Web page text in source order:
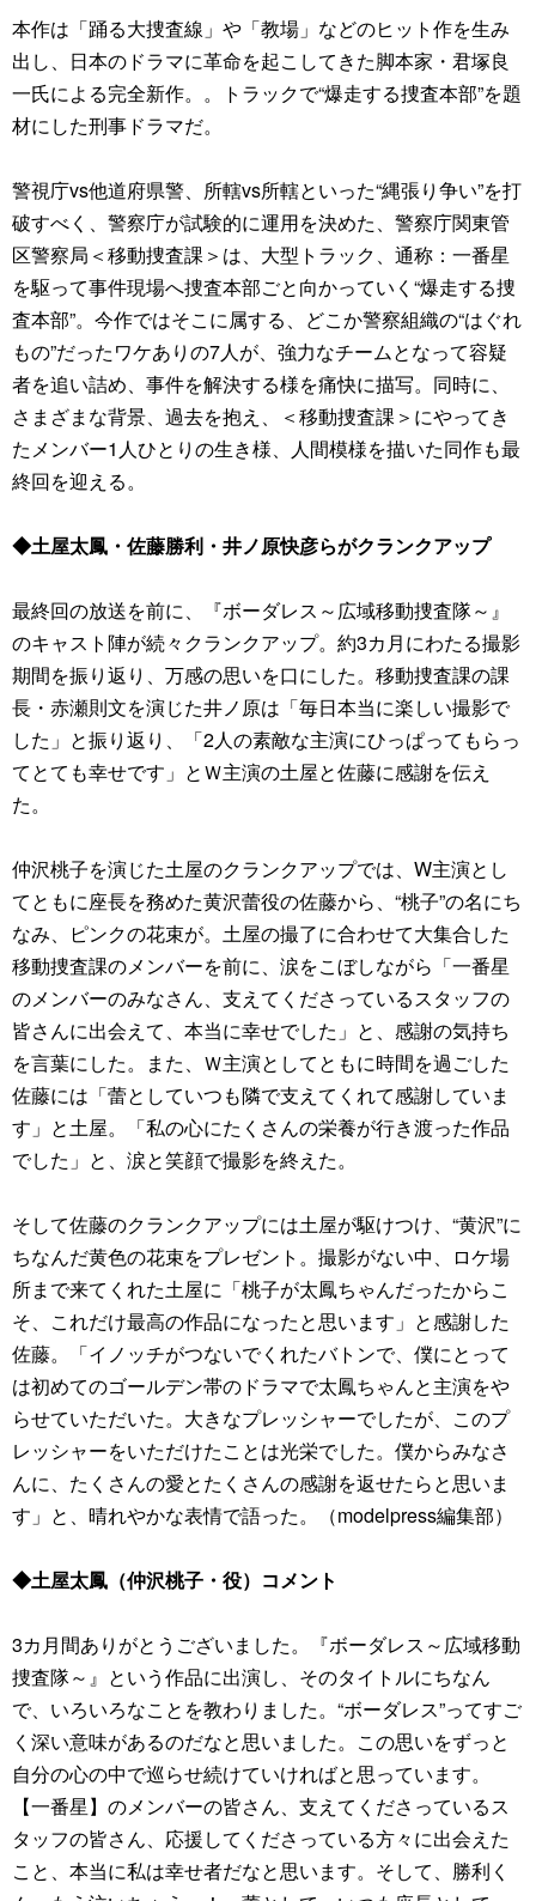
本作は「踊る大捜査線」や「教場」などのヒット作を生み
出し、日本のドラマに革命を起こしてきた脚本家・君塚良
一氏による完全新作。。トラックで“爆走する捜査本部”を題
材にした刑事ドラマだ。
警視庁vs他道府県警、所轄vs所轄といった“縄張り争い”を打
破すべく、警察庁が試験的に運用を決めた、警察庁関東管
区警察局＜移動捜査課＞は、大型トラック、通称：一番星
を駆って事件現場へ捜査本部ごと向かっていく“爆走する捜
査本部”。今作ではそこに属する、どこか警察組織の“はぐれ
もの”だったワケありの7人が、強力なチームとなって容疑
者を追い詰め、事件を解決する様を痛快に描写。同時に、
さまざまな背景、過去を抱え、＜移動捜査課＞にやってき
たメンバー1人ひとりの生き様、人間模様を描いた同作も最
終回を迎える。
◆土屋太鳳・佐藤勝利・井ノ原快彦らがクランクアップ
最終回の放送を前に、『ボーダレス～広域移動捜査隊～』
のキャスト陣が続々クランクアップ。約3カ月にわたる撮影
期間を振り返り、万感の思いを口にした。移動捜査課の課
長・赤瀬則文を演じた井ノ原は「毎日本当に楽しい撮影で
した」と振り返り、「2人の素敵な主演にひっぱってもらっ
てとても幸せです」とＷ主演の土屋と佐藤に感謝を伝え
た。
仲沢桃子を演じた土屋のクランクアップでは、W主演とし
てともに座長を務めた黄沢蕾役の佐藤から、“桃子”の名にち
なみ、ピンクの花束が。土屋の撮了に合わせて大集合した
移動捜査課のメンバーを前に、涙をこぼしながら「一番星
のメンバーのみなさん、支えてくださっているスタッフの
皆さんに出会えて、本当に幸せでした」と、感謝の気持ち
を言葉にした。また、Ｗ主演としてともに時間を過ごした
佐藤には「蕾としていつも隣で支えてくれて感謝していま
す」と土屋。「私の心にたくさんの栄養が行き渡った作品
でした」と、涙と笑顔で撮影を終えた。
そして佐藤のクランクアップには土屋が駆けつけ、“黄沢”に
ちなんだ黄色の花束をプレゼント。撮影がない中、ロケ場
所まで来てくれた土屋に「桃子が太鳳ちゃんだったからこ
そ、これだけ最高の作品になったと思います」と感謝した
佐藤。「イノッチがつないでくれたバトンで、僕にとって
は初めてのゴールデン帯のドラマで太鳳ちゃんと主演をや
らせていただいた。大きなプレッシャーでしたが、このプ
レッシャーをいただけたことは光栄でした。僕からみなさ
んに、たくさんの愛とたくさんの感謝を返せたらと思いま
す」と、晴れやかな表情で語った。（modelpress編集部）
◆土屋太鳳（仲沢桃子・役）コメント
3カ月間ありがとうございました。『ボーダレス～広域移動
捜査隊～』という作品に出演し、そのタイトルにちなん
で、いろいろなことを教わりました。“ボーダレス”ってすご
く深い意味があるのだなと思いました。この思いをずっと
自分の心の中で巡らせ続けていければと思っています。
【一番星】のメンバーの皆さん、支えてくださっているス
タッフの皆さん、応援してくださっている方々に出会えた
こと、本当に私は幸せ者だなと思います。そして、勝利く